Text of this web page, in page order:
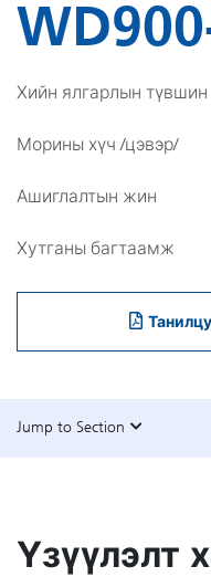
Хийн ялгарлын түвшин
Морины хүч /цэвэр/
Ашиглалтын жин
Хутганы багтаамж
Jump to Section
Үзүүлэлт